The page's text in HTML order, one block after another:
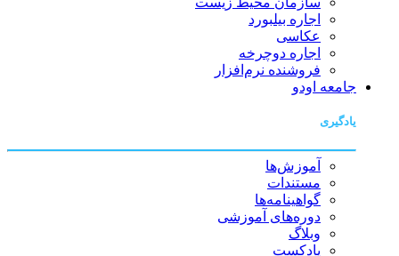
اجاره بیلبورد
عکاسی
اجاره دوچرخه
فروشنده نرم‌افزار
جامعه اودو
یادگیری
آموزش‌ها
مستندات
گواهینامه‌ها
دوره‌های آموزشی
وبلاگ
پادکست